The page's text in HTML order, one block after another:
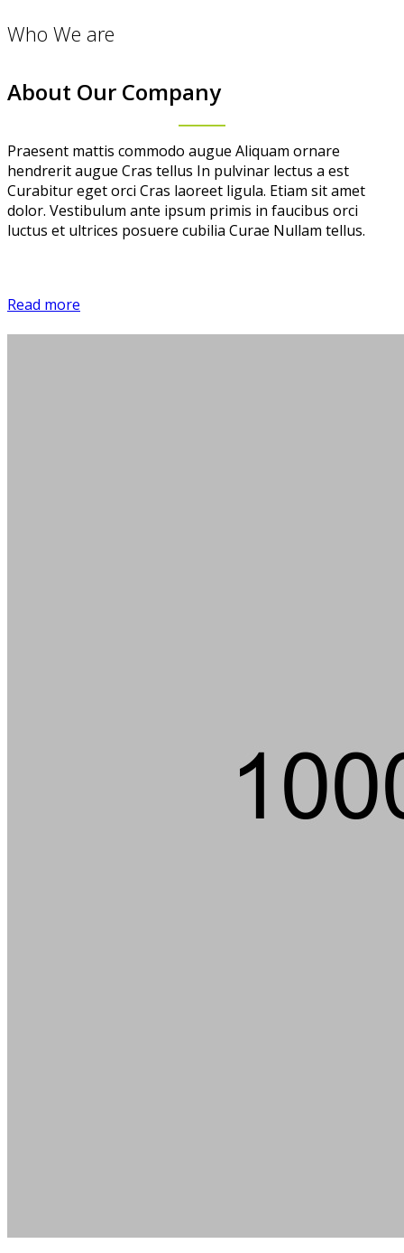
Who We are
About Our Company
Praesent mattis commodo augue Aliquam ornare
hendrerit augue Cras tellus In pulvinar lectus a est
Curabitur eget orci Cras laoreet ligula. Etiam sit amet
dolor. Vestibulum ante ipsum primis in faucibus orci
luctus et ultrices posuere cubilia Curae Nullam tellus.
Read more